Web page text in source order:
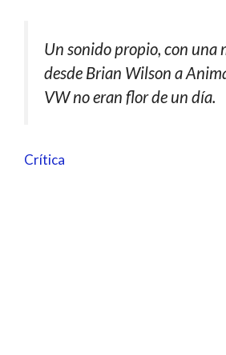
Un sonido propio, con una
desde Brian Wilson a
VW no eran flor de un día.
Crítica